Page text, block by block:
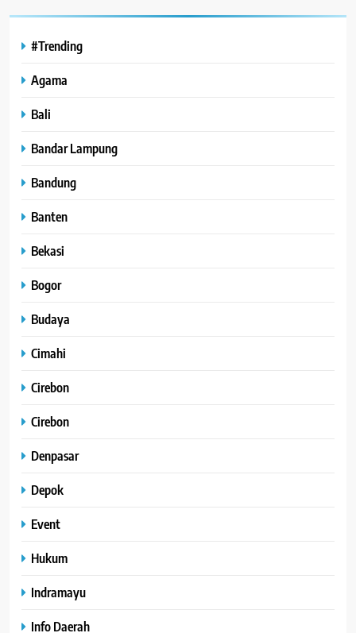
#Trending
Agama
Bali
Bandar Lampung
Bandung
Banten
Bekasi
Bogor
Budaya
Cimahi
Cirebon
Cirebon
Denpasar
Depok
Event
Hukum
Indramayu
Info Daerah